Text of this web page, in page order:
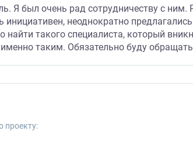
Я был очень рад сотрудничеству с
неоднократно
такого специалиста, который
таким. Обязательно буду
проекту: